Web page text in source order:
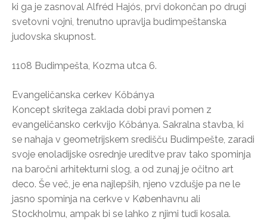
ki ga je zasnoval Alfréd Hajós, prvi dokončan po drugi
svetovni vojni, trenutno upravlja budimpeštanska
judovska skupnost.
1108 Budimpešta, Kozma utca 6.
Evangeličanska cerkev Kőbánya
Koncept skritega zaklada dobi pravi pomen z
evangeličansko cerkvijo Kőbánya. Sakralna stavba, ki
se nahaja v geometrijskem središču Budimpešte, zaradi
svoje enoladijske osrednje ureditve prav tako spominja
na baročni arhitekturni slog, a od zunaj je očitno art
deco. Še več, je ena najlepših, njeno vzdušje pa ne le
jasno spominja na cerkve v Københavnu ali
Stockholmu, ampak bi se lahko z njimi tudi kosala.